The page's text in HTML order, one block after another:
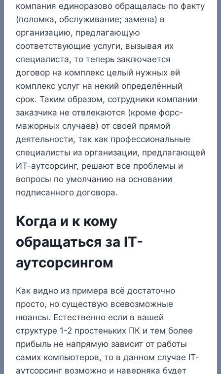
компания единоразово обращалась по факту
(поломка, обслуживание; замена) в
организацию, предлагающую
соответствующие услуги, вызывая их
специалиста, то теперь заключается
договор на комплекс целый нужных ей
комплекс услуг на некий определённый
срок. Таким образом, сотрудники компании
заказчика не отвлекаются (кроме форс-
мажорных случаев) от своей прямой
деятельности, так как профессиональные
специалисты из организации, предлагающей
ИТ-аутсорсинг, решают все проблемы и
вопросы по умолчанию на основании
подписанного договора.
Когда и к кому
обращаться за IT-
аутсорсингом
Как видно из примера всё достаточно
просто, но существую всевозможные
нюансы. Естественно если в вашей
структуре 1-2 простеньких ПК и тем более
прибыль не напрямую зависит от работы
самих компьютеров, то в данном случае IT-
аутсорсинг возможно и наверняка будет